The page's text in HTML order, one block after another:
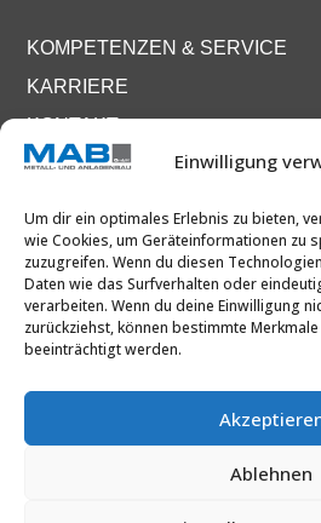
Einwilligung
Um dir ein optimales Erlebnis zu bieten,
wie Cookies, um Geräteinformationen zu
zuzugreifen. Wenn du diesen
Daten wie das Surfverhalten oder
verarbeiten. Wenn du deine Einwilligung
zurückziehst, können bestimmte
beeinträchtigt werden.
Ablehnen
KOMPETENZEN & SERVICE
KARRIERE
KONTAKT
IMPRESSUM